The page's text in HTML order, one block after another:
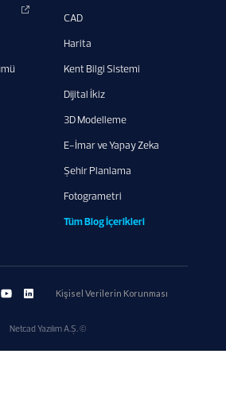
CAD
Harita
Kent Bilgi Sistemi
Dijital İkiz
3D Modelleme
E-İmar ve Yapay Zeka
Şehir Planlama
Fotogrametri
Tüm Blog İçerikleri
Kişisel Verilerin Korunması
Netcad Yazılım A.Ş. ©